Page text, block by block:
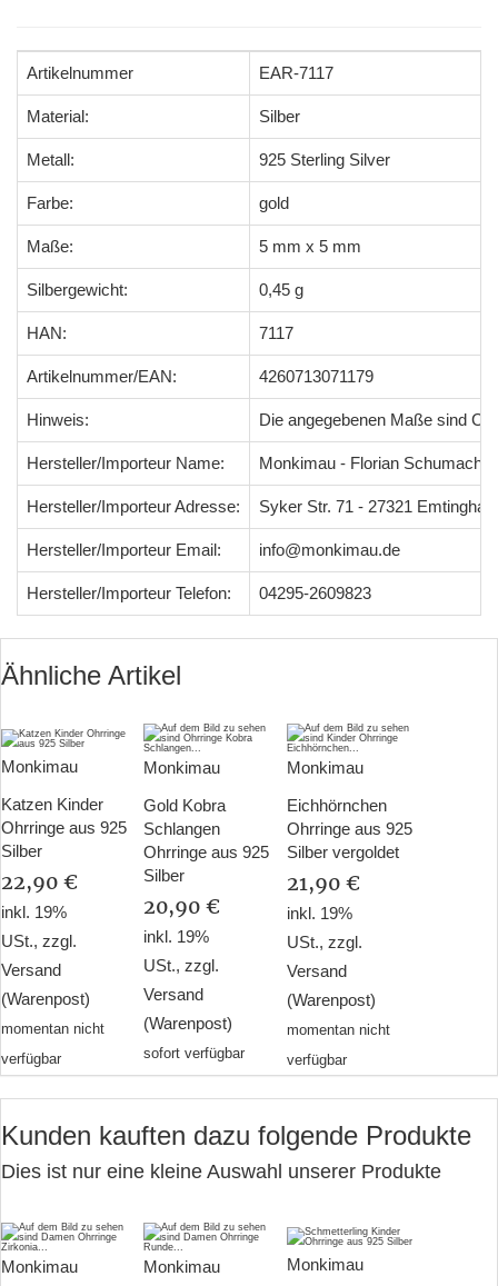
Artikelnummer EAR-7117
Material: Silber
Metall: 925 Sterling Silver
Farbe: gold
Maße: 5 mm x 5 mm
Silbergewicht: 0,45 g
HAN: 7117
Artikelnummer/EAN: 4260713071179
Hinweis: Die angegebenen Maße sind
Hersteller/Importeur Name: Monkimau - Florian Schumacher
Hersteller/Importeur Adresse: Syker Str. 71 - 27321
Hersteller/Importeur Email: info@monkimau.de
Hersteller/Importeur Telefon: 04295-2609823
Ähnliche Artikel
Monkimau
Katzen Kinder
Ohrringe aus 925
Silber
22,90 €
inkl. 19%
USt., zzgl.
Versand
(Warenpost)
momentan nicht
verfügbar
Monkimau
Gold Kobra
Schlangen
Ohrringe aus 925
Silber
20,90 €
inkl. 19%
USt., zzgl.
Versand
(Warenpost)
sofort verfügbar
Monkimau
Eichhörnchen
Ohrringe aus 925
Silber vergoldet
21,90 €
inkl. 19%
USt., zzgl.
Versand
(Warenpost)
momentan nicht
verfügbar
Kunden kauften dazu folgende Produkte
Dies ist nur eine kleine Auswahl unserer Produkte
Monkimau
Monkimau
Monkimau